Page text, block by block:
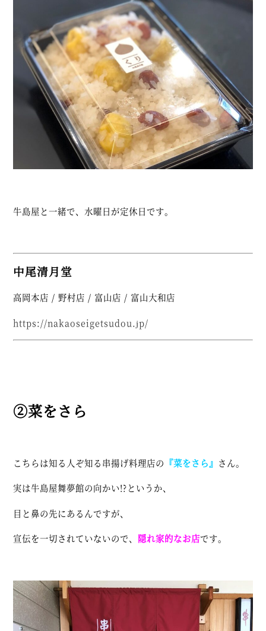
牛島屋と一緒で、水曜日が定休日です。
中尾清月堂
高岡本店 / 野村店 / 富山店 / 富山大和店
https://nakaoseigetsudou.jp/
②菜をさら
こちらは知る人ぞ知る串揚げ料理店の 『菜をさら』 さん。
実は牛島屋舞夢館の向かい!?というか、
目と鼻の先にあるんですが、
宣伝を一切されていないので、 隠れ家的なお店です。